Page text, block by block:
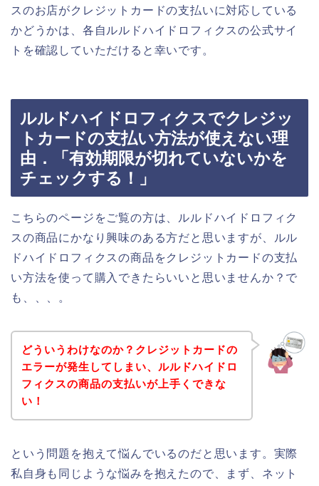
スのお店がクレジットカードの支払いに対応している
かどうかは、各自ルルドハイドロフィクスの公式サイ
トを確認していただけると幸いです。
ルルドハイドロフィクスでクレジッ
トカードの支払い方法が使えない理
由．「有効期限が切れていないかを
チェックする！」
こちらのページをご覧の方は、ルルドハイドロフィク
スの商品にかなり興味のある方だと思いますが、ルル
ドハイドロフィクスの商品をクレジットカードの支払
い方法を使って購入できたらいいと思いませんか？で
も、、、。
どういうわけなのか？クレジットカードの
エラーが発生してしまい、ルルドハイドロ
フィクスの商品の支払いが上手くできな
い！
という問題を抱えて悩んでいるのだと思います。実際
私自身も同じような悩みを抱えたので、まず、ネット